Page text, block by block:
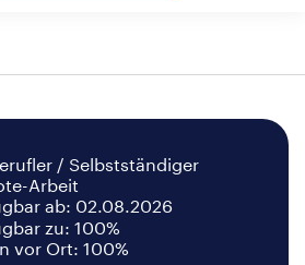
/ Selbstständiger
Arbeit
ab: 02.08.2026
zu: 100%
vor Ort: 100%